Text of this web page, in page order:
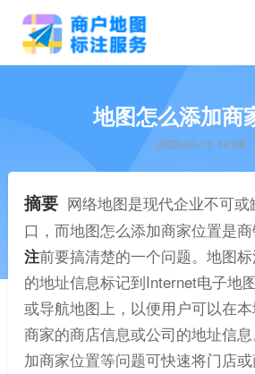
地图怎么添加商
2023-03-16 14:08
摘要 网络地图是现代企业不可或
口，而地图怎么添加商家位置是
注前要搞清楚的一个问题。地图
的地址信息标记到Internet电子地
或导航地图上，以便用户可以在
商家的商店信息或公司的地址信
加商家位置等问题可快速将门店